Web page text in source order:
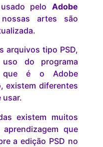
pelo Adobe
artes são
arquivos tipo PSD,
do programa
que é o Adobe
existem diferentes
usar.
existem muitos
que
a edição PSD no